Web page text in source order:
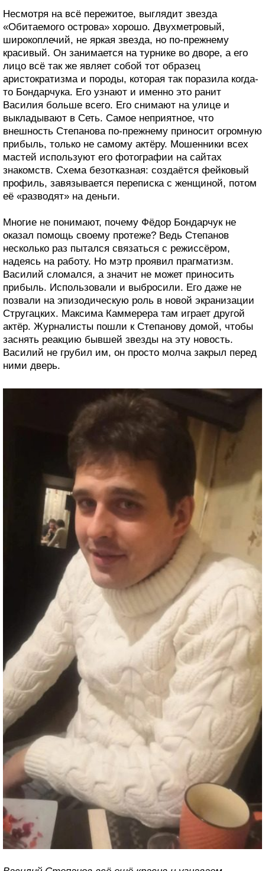
Несмотря на всё пережитое, выглядит звезда
«Обитаемого острова» хорошо. Двухметровый,
широкоплечий, не яркая звезда, но по-прежнему
красивый. Он занимается на турнике во дворе, а его
лицо всё так же являет собой тот образец
аристократизма и породы, которая так поразила когда-
то Бондарчука. Его узнают и именно это ранит
Василия больше всего. Его снимают на улице и
выкладывают в Сеть. Самое неприятное, что
внешность Степанова по-прежнему приносит огромную
прибыль, только не самому актёру. Мошенники всех
мастей используют его фотографии на сайтах
знакомств. Схема безотказная: создаётся фейковый
профиль, завязывается переписка с женщиной, потом
её «разводят» на деньги.
Многие не понимают, почему Фёдор Бондарчук не
оказал помощь своему протеже? Ведь Степанов
несколько раз пытался связаться с режиссёром,
надеясь на работу. Но мэтр проявил прагматизм.
Василий сломался, а значит не может приносить
прибыль. Использовали и выбросили. Его даже не
позвали на эпизодическую роль в новой экранизации
Стругацких. Максима Каммерера там играет другой
актёр. Журналисты пошли к Степанову домой, чтобы
заснять реакцию бывшей звезды на эту новость.
Василий не грубил им, он просто молча закрыл перед
ними дверь.